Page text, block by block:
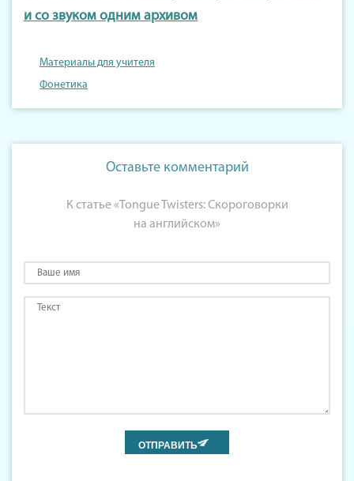
и со звуком одним архивом
Материалы для учителя
Фонетика
Оставьте комментарий
К статье «Tongue Twisters: Скороговорки
на английском»